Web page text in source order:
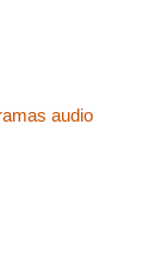
audio